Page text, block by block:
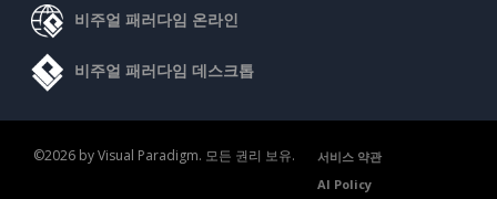
비주얼 패러다임 온라인
비주얼 패러다임 데스크톱
©2026 by Visual Paradigm. 모든 권리 보유.
서비스 약관
AI Policy